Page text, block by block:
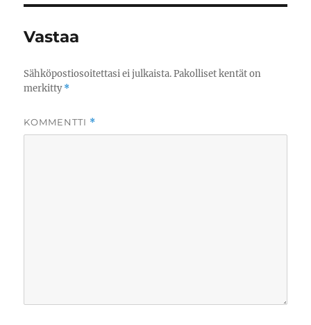
Vastaa
Sähköpostiosoitettasi ei julkaista. Pakolliset kentät on
merkitty*
KOMMENTTI *